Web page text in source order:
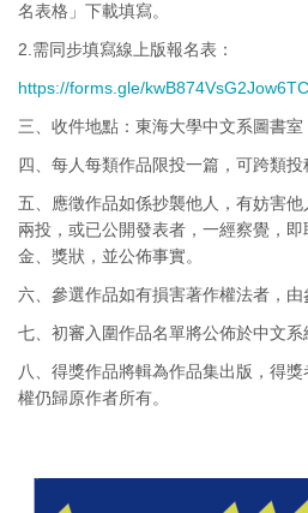
名表格」下載填寫。
2.需同步填寫線上版報名表：
https://forms.gle/
三、收件地點：東海大學中文系圖書室
四、每人每類作品限投一篇，可跨類投
五、應徵作品如係抄襲他人，有妨害
兩投，或已公開發表者，一經察覺，
金、獎狀，並公佈事實。
六、參選作品如有損害著作權法者，由
七、初審入圍作品名單將公佈於中文系
八、得獎作品將輯為作品集出版，得
權仍歸原作者所有。